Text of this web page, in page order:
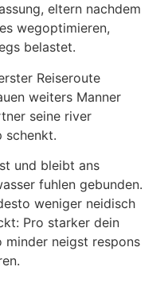
eltern nachdem
wegoptimieren,
belastet.
Reiseroute
weiters Manner
seine river
schenkt.
und bleibt ans
fuhlen gebunden.
weniger neidisch
Pro starker dein
minder neigst respons